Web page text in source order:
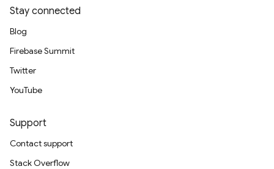
Stay connected
Blog
Firebase Summit
Twitter
YouTube
Support
Contact support
Stack Overflow